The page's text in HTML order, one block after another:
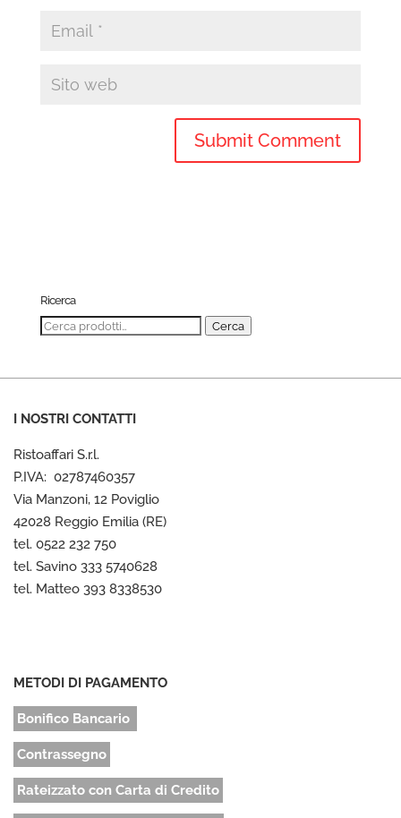
Ricerca
Cerca: Cerca
I NOSTRI CONTATTI
Ristoaffari S.r.l.
P.IVA: 02787460357
Via Manzoni, 12 Poviglio
42028 Reggio Emilia (RE)
tel. 0522 232 750
tel. Savino 333 5740628
tel. Matteo 393 8338530
METODI DI PAGAMENTO
Bonifico Bancario
Contrassegno
Rateizzato con Carta di Credito